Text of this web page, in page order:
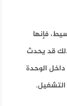
فإنها
قد يحدث
الوحدة